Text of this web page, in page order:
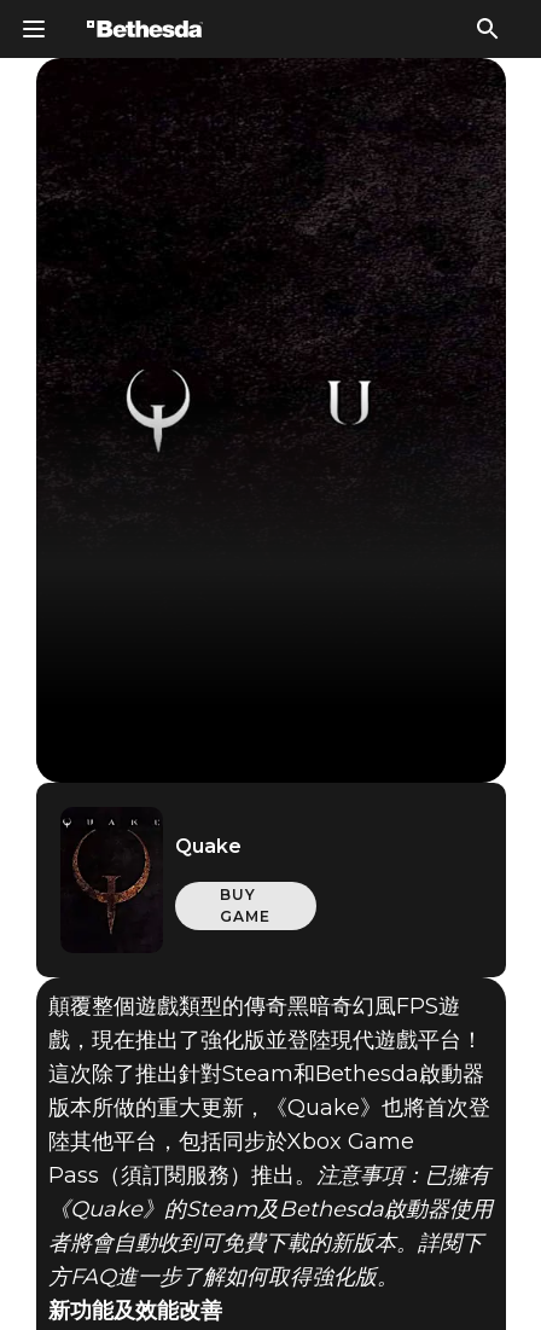
Quake
2021年8月19日
Quake
BUY
GAME
顛覆整個遊戲類型的傳奇黑暗奇幻風FPS遊
戲，現在推出了強化版並登陸現代遊戲平台！
這次除了推出針對Steam和Bethesda啟動器
版本所做的重大更新，《Quake》也將首次登
陸其他平台，包括同步於Xbox Game
Pass（須訂閱服務）推出。
注意事項：已擁有
《Quake》的Steam及Bethesda啟動器使用
者將會自動收到可免費下載的新版本。詳閱下
方FAQ進一步了解如何取得強化版。
新功能及效能改善